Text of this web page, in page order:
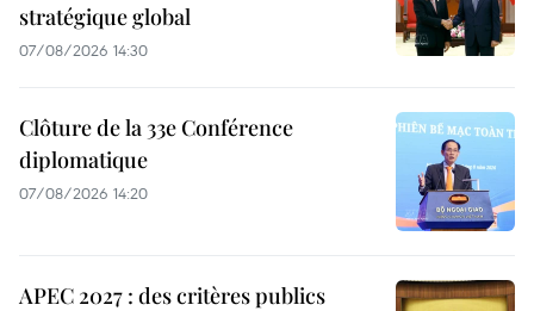
stratégique global
07/08/2026 14:30
Clôture de la 33e Conférence
diplomatique
07/08/2026 14:20
APEC 2027 : des critères publics